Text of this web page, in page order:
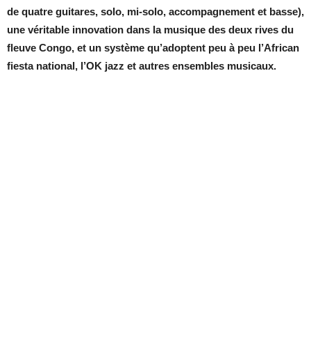
de quatre guitares, solo, mi-solo, accompagnement et basse),
une véritable innovation dans la musique des deux rives du
fleuve Congo, et un système qu’adoptent peu à peu l’African
fiesta national, l’OK jazz et autres ensembles musicaux.